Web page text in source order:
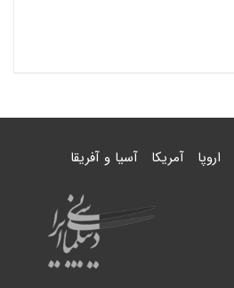
اروپا آمریکا آسیا و آفریقا